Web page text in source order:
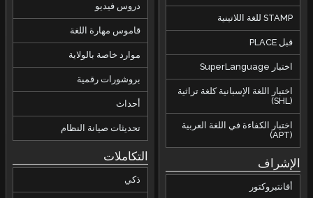
STAMP للغة اللاتينية
قبل PLACE
اختبار SuperLanguage
اختبار اللغة الإسبانية كلغة تراثية
(SHL)
اختبار الكفاءة في اللغة العربية
(APT)
الإشراف
أفانتبروكتور
دروس فيديو
قاموس مهارة اللغة
موارد خاصة بالولاية
بروشورات رقمية
أحداث
تحديثات صيانة النظام
التكاملات
ذكي